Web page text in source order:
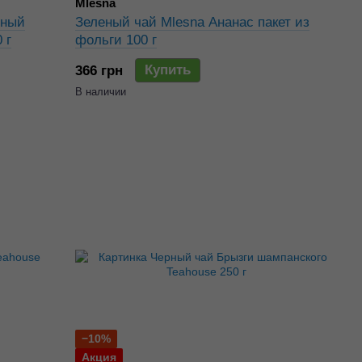
г
Mlesna
Зеленый чай Mlesna Ананас пакет из
фольги 100 г
366 грн
Купить
В наличии
−10%
Акция